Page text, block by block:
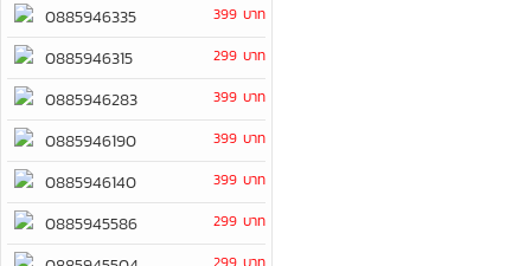
0885946335 399 บาท
0885946315 299 บาท
0885946283 399 บาท
0885946190 399 บาท
0885946140 399 บาท
0885945586 299 บาท